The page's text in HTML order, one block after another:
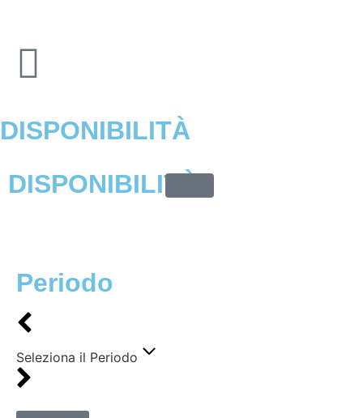
DISPONIBILITÀ
DISPONIBILITÀ
Periodo
Seleziona il Periodo